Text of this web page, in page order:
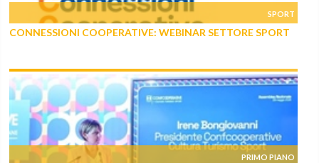
SPORT
CONNESSIONI COOPERATIVE: WEBINAR SETTORE SPORT
PRIMO PIANO